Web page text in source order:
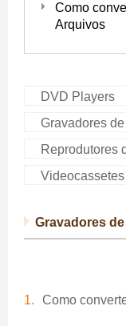
Como
Arquivos
DVD Players
Gravadores
Reprodutores
Videocassetes
Gravadores de
Como